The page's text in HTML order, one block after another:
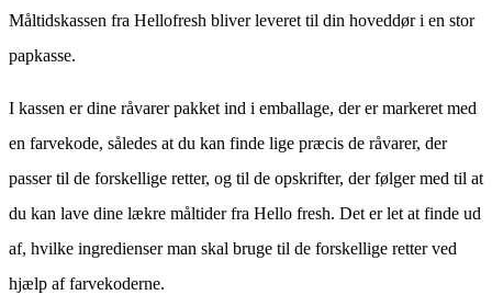
Måltidskassen fra Hellofresh bliver leveret til din hoveddør i en stor
papkasse.
I kassen er dine råvarer pakket ind i emballage, der er markeret med
en farvekode, således at du kan finde lige præcis de råvarer, der
passer til de forskellige retter, og til de opskrifter, der følger med til at
du kan lave dine lækre måltider fra Hello fresh. Det er let at finde ud
af, hvilke ingredienser man skal bruge til de forskellige retter ved
hjælp af farvekoderne.